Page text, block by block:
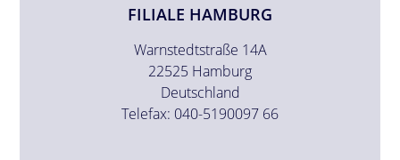
FILIALE HAMBURG
Warnstedtstraße 14A
22525 Hamburg
Deutschland
Telefax: 040-5190097 66